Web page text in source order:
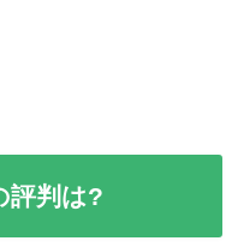
評判は?